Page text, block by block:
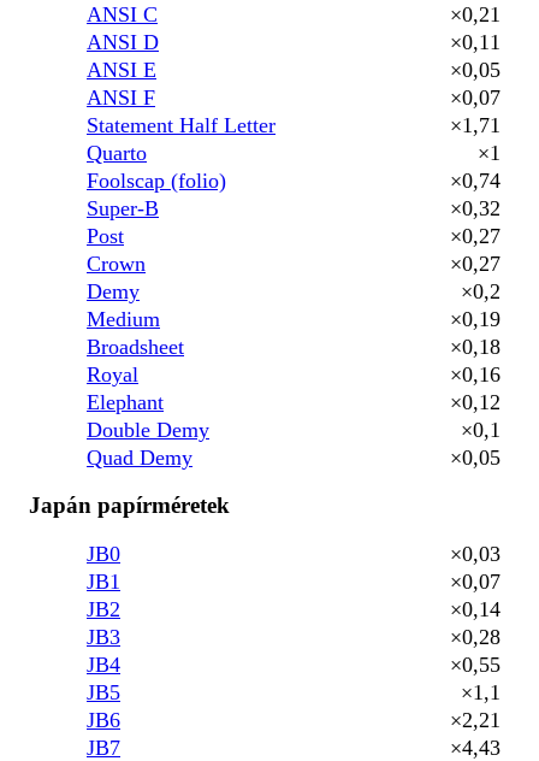
ANSI C
×0,21
ANSI D
×0,11
ANSI E
×0,05
ANSI F
×0,07
Statement Half Letter
×1,71
Quarto
×1
Foolscap (folio)
×0,74
Super-B
×0,32
Post
×0,27
Crown
×0,27
Demy
×0,2
Medium
×0,19
Broadsheet
×0,18
Royal
×0,16
Elephant
×0,12
Double Demy
×0,1
Quad Demy
×0,05
Japán papírméretek
JB0
×0,03
JB1
×0,07
JB2
×0,14
JB3
×0,28
JB4
×0,55
JB5
×1,1
JB6
×2,21
JB7
×4,43